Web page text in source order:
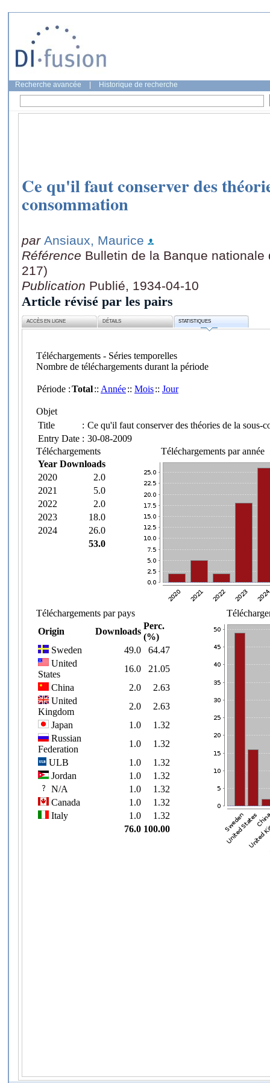
Recherche avancée Historique de recherche
Ce qu'il faut conserver des
consommation
par Ansiaux, Maurice
Référence Bulletin de la Banque
217)
Publication Publié, 1934-04-10
Article révisé par les pairs
ACCÈS EN LIGNE DÉTAILS STATISTIQUES